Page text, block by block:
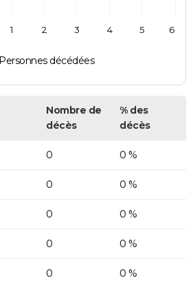
Personnes décédées
1 2 3 4 5 6
Nombre de
décès
% des
décès
0 0 %
0 0 %
0 0 %
0 0 %
0 0 %